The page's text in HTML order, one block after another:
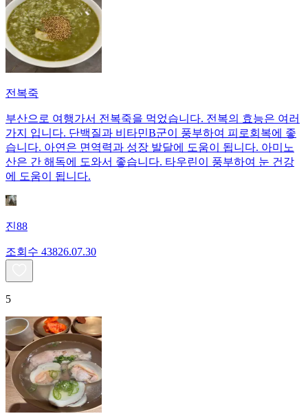
전복죽
부산으로 여행가서 전복죽을 먹었습니다. 전복의 효능은 여러
가지 입니다. 단백질과 비타민B군이 풍부하여 피로회복에 좋
습니다. 아연은 면역력과 성장 발달에 도움이 됩니다. 아미노
산은 간 해독에 도와서 좋습니다. 타우린이 풍부하여 눈 건강
에 도움이 됩니다.
진88
조회수 43826.07.30
5